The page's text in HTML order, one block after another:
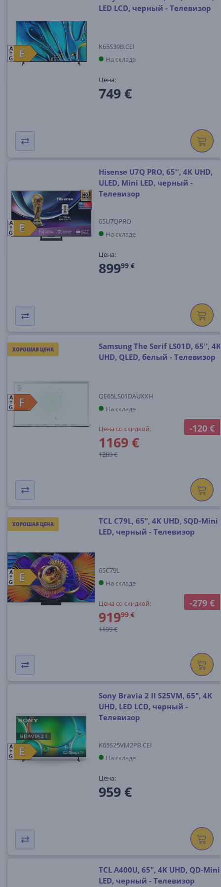
E
E
A
G
LED LCD, черный - Телевизор
K65S39B.CEI
На складе
Цена:
749 €
E
E
A
G
Hisense U7Q PRO, 65'', 4K UHD,
ULED, Mini LED, черный -
Телевизор
65U7QPRO
На складе
Цена:
89999 €
ХОРОШАЯ ЦЕНА
-120 €
F
F
A
G
Samsung The Serif LS01D, 65'', 4K
UHD, QLED, белый - Телевизор
QE65LS01DAUXXH
На складе
Цена со скидкой:
1169 €
1289 €
ХОРОШАЯ ЦЕНА
-279 €
E
E
A
G
TCL C79L, 65", 4K UHD, SQD-Mini
LED, черный - Телевизор
65C79L
На складе
Цена со скидкой:
91999 €
1199 €
E
E
A
G
Sony Bravia 2 II S25VM, 65", 4K
UHD, LED LCD, черный -
Телевизор
K65S25VM2PB.CEI
На складе
Цена:
959 €
TCL A400U, 65", 4K UHD, QD-Mini
LED, черный - Телевизор